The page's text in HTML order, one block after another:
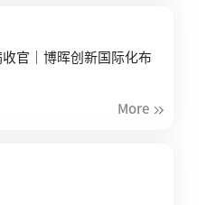
官｜博晖创新国际化布
More